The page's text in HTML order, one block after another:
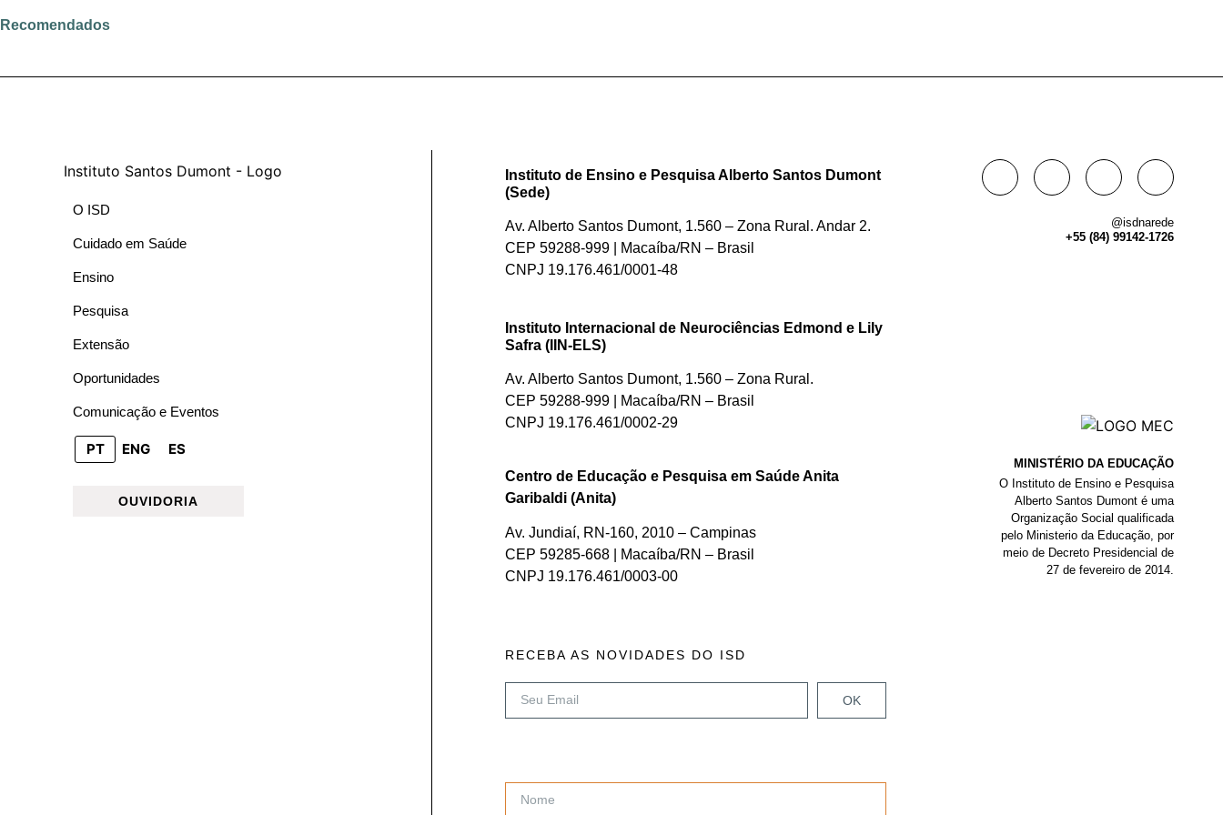
Recomendados
Ler mais
Ler mais
Ler mais
Ler mais
Ler mais
Ler mais
O ISD
Cuidado em Saúde
Ensino
Pesquisa
Extensão
Oportunidades
Comunicação e Eventos
PT ENG ES
OUVIDORIA
Instituto de Ensino e Pesquisa Alberto Santos Dumont
(Sede)
Av. Alberto Santos Dumont, 1.560 – Zona Rural. Andar 2.
CEP 59288-999 | Macaíba/RN – Brasil
CNPJ 19.176.461/0001-48
Instituto Internacional de Neurociências Edmond e Lily
Safra (IIN-ELS)
Av. Alberto Santos Dumont, 1.560 – Zona Rural.
CEP 59288-999 | Macaíba/RN – Brasil
CNPJ 19.176.461/0002-29
Centro de Educação e Pesquisa em Saúde Anita
Garibaldi (Anita)
Av. Jundiaí, RN-160, 2010 – Campinas
CEP 59285-668 | Macaíba/RN – Brasil
CNPJ 19.176.461/0003-00
RECEBA AS NOVIDADES DO ISD
OK
@isdnarede
+55 (84) 99142-1726
MINISTÉRIO DA EDUCAÇÃO
O Instituto de Ensino e Pesquisa
Alberto Santos Dumont é uma
Organização Social qualificada
pelo Ministerio da Educação, por
meio de Decreto Presidencial de
27 de fevereiro de 2014.